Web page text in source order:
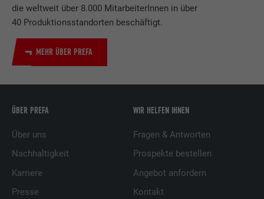
die weltweit über 8.000 MitarbeiterInnen in über
40 Produktionsstandorten beschäftigt.
MEHR ÜBER PREFA
ÜBER PREFA
Über uns
Nachhaltigkeit
Karriere
Presse
WIR HELFEN IHNEN
Fragen & Antworten
Prospekte bestellen
Angebot anfordern
Kontakt